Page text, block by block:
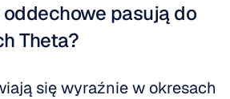
pasują do
Theta?
się wyraźnie w okresach